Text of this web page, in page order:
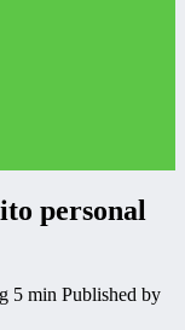
personal
5 min Published by